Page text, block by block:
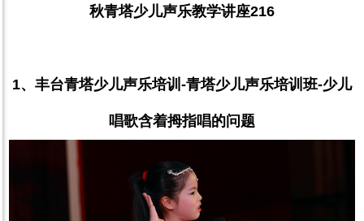
秋青塔少儿声乐教学讲座216
1、丰台青塔少儿声乐培训 -青塔少儿声乐培训班-少儿
唱歌含着拇指唱的问题